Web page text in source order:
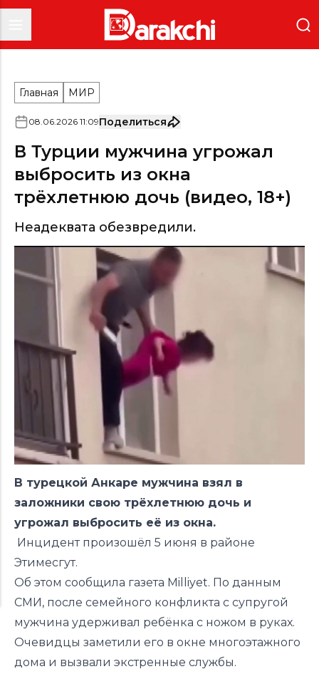
Главная МИР
08.06.2026 11:09Поделиться
В Турции мужчина угрожал
выбросить из окна
трёхлетнюю дочь (видео, 18+)
Неадеквата обезвредили.
В турецкой Анкаре мужчина взял в
заложники свою трёхлетнюю дочь и
угрожал выбросить её из окна.
Инцидент произошёл 5 июня в районе
Этимесгут.
Об этом сообщила газета Milliyet. По данным
СМИ, после семейного конфликта с супругой
мужчина удерживал ребёнка с ножом в руках.
Очевидцы заметили его в окне многоэтажного
дома и вызвали экстренные службы.